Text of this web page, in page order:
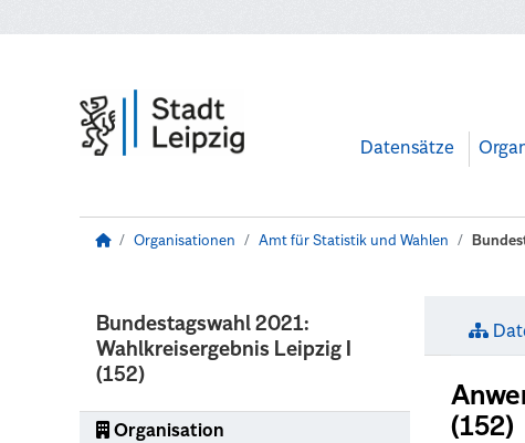
Datensätze
Organisationen Amt für Statistik und Wahlen
Bundestagswahl 2021:
Wahlkreisergebnis Leipzig I
(152)
Organisation
(152)